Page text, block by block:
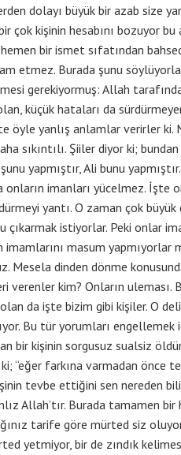
dolayı büyük bir azab size
çok kişinin hesabını bozuyor
bir ismet sıfatından
etmez. Burada şunu
gerekiyormuş: Allah
küçük hataları da
öyle yanlış anlamlar verirler ki.
sıkıntılı. Şiiler diyor ki; bundan
yapmıştır, Ali bunu
imanları yücelmez. İşte
yantı. O zaman çok
çıkarmak istiyorlar. Peki onlar
masum yapmıyorlar
Mesela dinden dönme
kim? Onların uleması.
da işte bizim gibi kişiler. O
Bu tür yorumları engellemek
bir kişinin sorgusuz sualsiz
“eğer farkına varmadan önce
tevbe ettiğini sen nereden
Allah’tır. Burada tamamen bir
tarife göre mürted siz
yetmiyor, bir de zındık